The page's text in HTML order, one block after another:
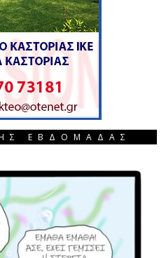
ΕΒΔΟΜΑΔΑΣ